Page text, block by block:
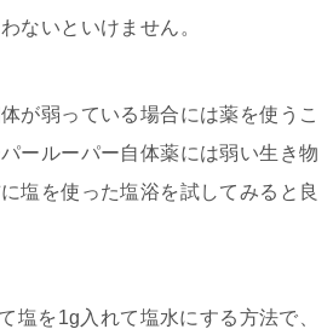
ないといけません。
が弱っている場合には薬を使うこ
ールーパー自体薬には弱い生き物
塩を使った塩浴を試してみると良
塩を1g入れて塩水にする方法で、